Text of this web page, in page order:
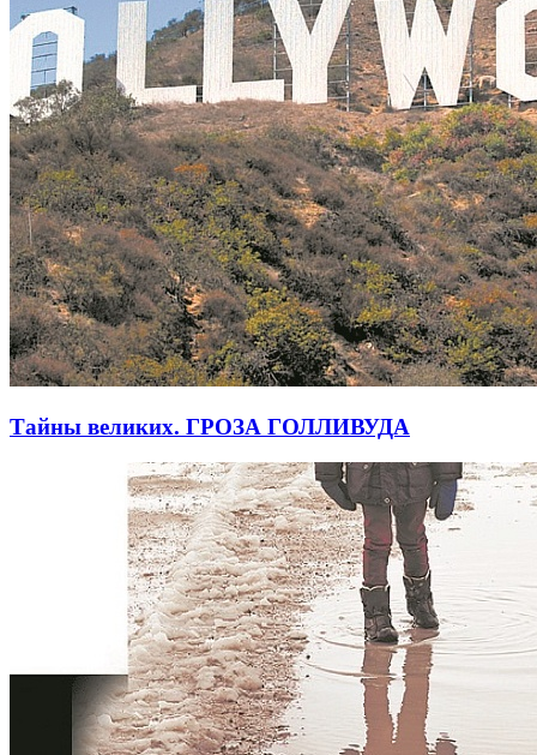
Тайны великих. ГРОЗА ГОЛЛИВУДА